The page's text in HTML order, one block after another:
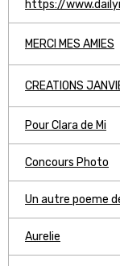
https://
MERCI MES AMIES
CREATIONS
Pour Clara de Mi
Concours Photo
Un autre poeme
Aurelie